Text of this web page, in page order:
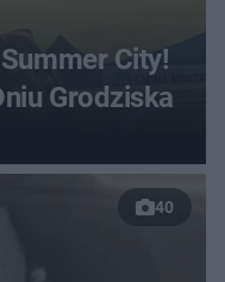
City!
Grodziska
40